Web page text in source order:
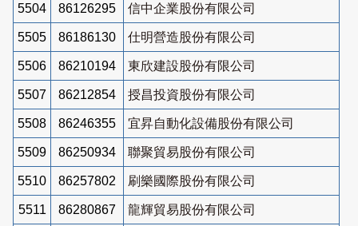
5504 86126295 信中企業股份有限公司
5505 86186130 仕明營造股份有限公司
5506 86210194 東欣建設股份有限公司
5507 86212854 授昌投資股份有限公司
5508 86246355 宜昇自動化設備股份有限公司
5509 86250934 聯聚貿易股份有限公司
5510 86257802 刷樂國際股份有限公司
5511 86280867 龍輝貿易股份有限公司